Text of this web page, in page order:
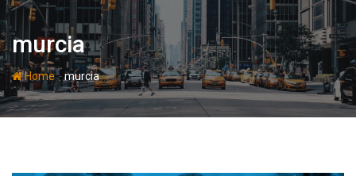
murcia
Home-murcia